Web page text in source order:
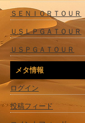
ＳＥＮＩＯＲＴＯＵＲ
ＵＳＬＰＧＡＴＯＵＲ
ＵＳＰＧＡＴＯＵＲ
メタ情報
ログイン
投稿フィード